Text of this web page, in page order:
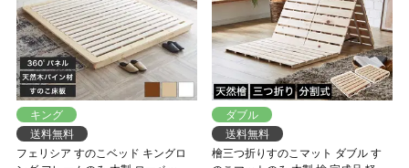
キング
送料無料
フェリシア すのこベッド キングロ
ダブル
送料無料
檜三つ折りすのこマット ダブル す